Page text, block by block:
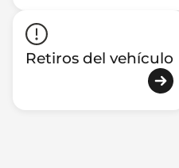
Retiros del vehículo